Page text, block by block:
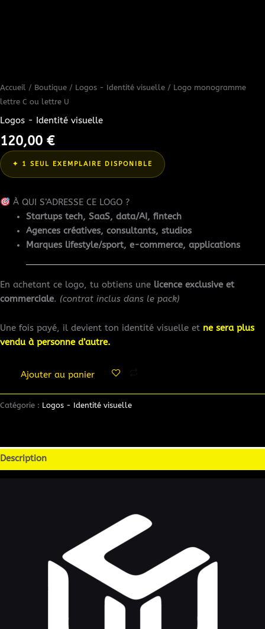
Accueil / Boutique / Logos - Identité visuelle / Logo monogramme
lettre C ou lettre U
Logos - Identité visuelle
120,00 €
✦ 1 SEUL EXEMPLAIRE DISPONIBLE
À QUI S’ADRESSE CE LOGO ?
Startups tech, SaaS, data/AI, fintech
Agences créatives, consultants, studios
Marques lifestyle/sport, e-commerce, applications
En achetant ce logo, tu obtiens une licence exclusive et
commerciale. (contrat inclus dans le pack)
Une fois payé, il devient ton identité visuelle et ne sera plus
vendu à personne d’autre.
Ajouter au panier
Catégorie : Logos - Identité visuelle
Description